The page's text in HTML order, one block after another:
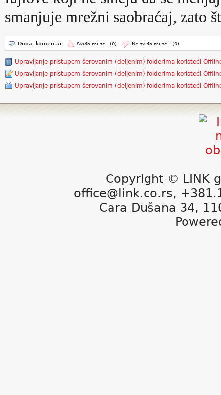
smanjuje mrežni saobraćaj, zato
Dodaj komentar Sviđa mi se - (0) Ne sviđa mi se - (0)
Upravljanje pristupom šerovanim (deljenim) folderima koristeći
Upravljanje pristupom šerovanim (deljenim) folderima koristeći
Upravljanje pristupom šerovanim (deljenim) folderima koristeći
Copyright © LINK
office@link.co.rs,
Cara Dušana 34,